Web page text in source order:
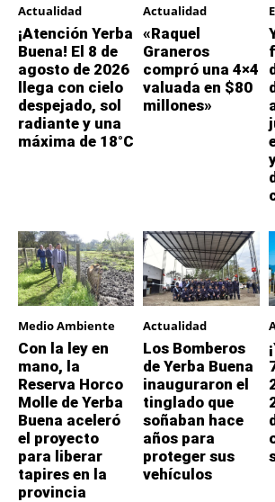
Actualidad
¡Atención Yerba
Buena! El 8 de
agosto de 2026
llega con cielo
despejado, sol
radiante y una
máxima de 18°C
Actualidad
«Raquel
Graneros
compró una 4×4
valuada en $80
millones»
Medio Ambiente
Con la ley en
mano, la
Reserva Horco
Molle de Yerba
Buena aceleró
el proyecto
para liberar
tapires en la
provincia
Actualidad
Los Bomberos
de Yerba Buena
inauguraron el
tinglado que
soñaban hace
años para
proteger sus
vehículos